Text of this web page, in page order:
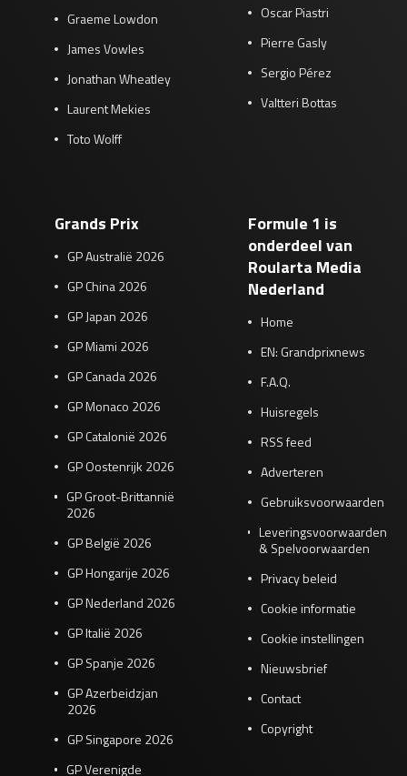
Graeme Lowdon
James Vowles
Jonathan Wheatley
Laurent Mekies
Toto Wolff
Oscar Piastri
Pierre Gasly
Sergio Pérez
Valtteri Bottas
Grands Prix
GP Australië 2026
GP China 2026
GP Japan 2026
GP Miami 2026
GP Canada 2026
GP Monaco 2026
GP Catalonië 2026
GP Oostenrijk 2026
GP Groot-Brittannië
2026
GP België 2026
GP Hongarije 2026
GP Nederland 2026
GP Italië 2026
GP Spanje 2026
GP Azerbeidzjan
2026
GP Singapore 2026
GP Verenigde
Formule 1 is
onderdeel van
Roularta Media
Nederland
Home
EN: Grandprixnews
F.A.Q.
Huisregels
RSS feed
Adverteren
Gebruiksvoorwaarden
Leveringsvoorwaarden
& Spelvoorwaarden
Privacy beleid
Cookie informatie
Cookie instellingen
Nieuwsbrief
Contact
Copyright